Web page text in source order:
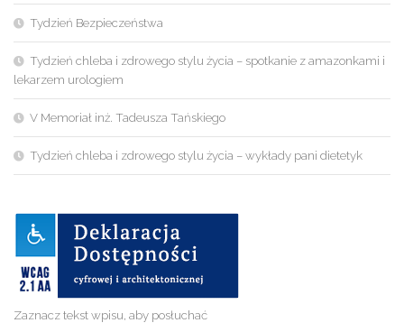
Tydzień Bezpieczeństwa
Tydzień chleba i zdrowego stylu życia – spotkanie z amazonkami i
lekarzem urologiem
V Memoriał inż. Tadeusza Tańskiego
Tydzień chleba i zdrowego stylu życia – wykłady pani dietetyk
Zaznacz tekst wpisu, aby posłuchać